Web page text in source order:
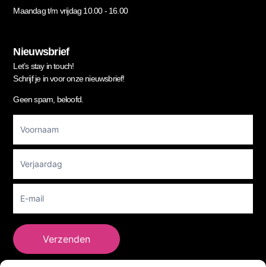
Maandag t/m vrijdag 10.00 - 16.00
Nieuwsbrief
Let’s stay in touch!
Schrijf je in voor onze nieuwsbrief!
Geen spam, beloofd.
Newsletter
Verzenden